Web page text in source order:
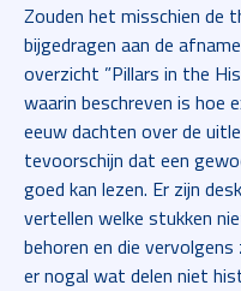
Zouden het misschien de
bijgedragen aan de
overzicht ”Pillars in the
waarin beschreven is hoe
eeuw dachten over de
tevoorschijn dat een
goed kan lezen. Er zijn
vertellen welke stukken
behoren en die
er nogal wat delen niet